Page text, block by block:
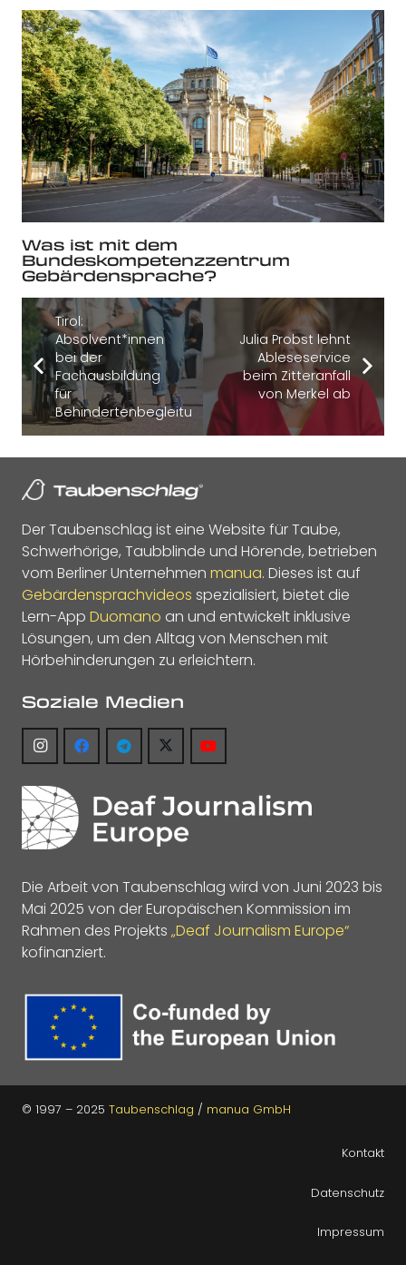
Was ist mit dem
Bundeskompetenzzentrum
Gebärdensprache?
Tirol:
Absolvent*innen
bei der
Fachausbildung
für
Behindertenbegleitung
Julia Probst lehnt
Ableseservice
beim Zitteranfall
von Merkel ab
Der Taubenschlag ist eine Website für Taube,
Schwerhörige, Taubblinde und Hörende, betrieben
vom Berliner Unternehmen manua. Dieses ist auf
Gebärdensprachvideos spezialisiert, bietet die
Lern-App Duomano an und entwickelt inklusive
Lösungen, um den Alltag von Menschen mit
Hörbehinderungen zu erleichtern.
Soziale Medien
Die Arbeit von Taubenschlag wird von Juni 2023 bis
Mai 2025 von der Europäischen Kommission im
Rahmen des Projekts „Deaf Journalism Europe“
kofinanziert.
© 1997 – 2025 Taubenschlag / manua GmbH
Kontakt
Datenschutz
Impressum